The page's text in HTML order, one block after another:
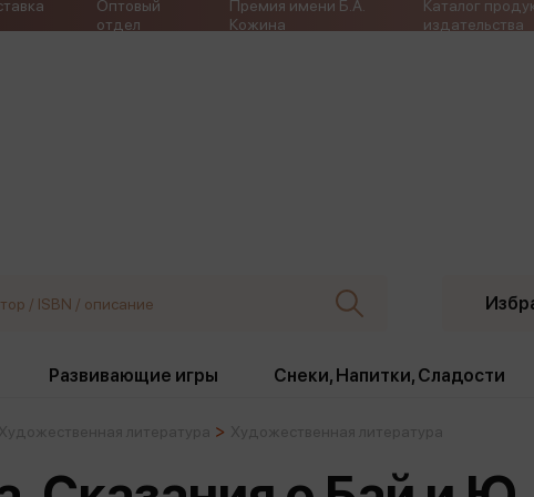
Оптовый
отдел
Премия имени Б.А.
Кожина
Каталог
издательства
Развивающие игры Снеки, Напитки, Сладости